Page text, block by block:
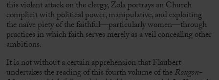
this violent attack on the clergy, Zola portrays an Church
complicit with political power, manipulative, and exploiting
the naïve piety of the faithful—particularly women—through
practices in which faith serves merely as a veil concealing other
ambitions.
It is not without a certain apprehension that Flaubert
undertakes the reading of this fourth volume of theRougon-